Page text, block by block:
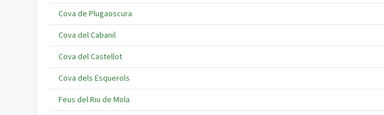
Cova de Plugaoscura
Cova del Cabanil
Cova del Castellot
Cova dels Esquerols
Feus del Riu de Mola